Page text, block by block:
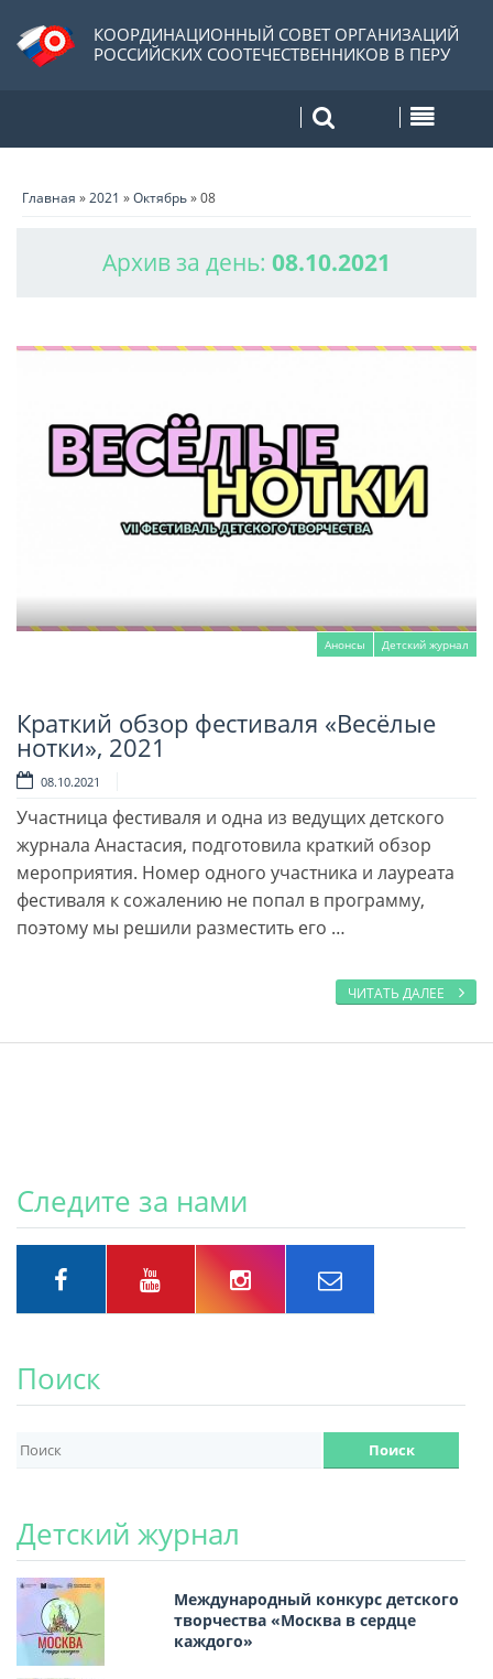
КООРДИНАЦИОННЫЙ СОВЕТ ОРГАНИЗАЦИЙ
РОССИЙСКИХ СООТЕЧЕСТВЕННИКОВ В ПЕРУ
Главная »2021 »Октябрь»08
Архив за день: 08.10.2021
Анонсы Детский журнал
Читать далее
Краткий обзор фестиваля «Весёлые
нотки», 2021
08.10.2021
Участница фестиваля и одна из ведущих детского
журнала Анастасия, подготовила краткий обзор
мероприятия. Номер одного участника и лауреата
фестиваля к сожалению не попал в программу,
поэтому мы решили разместить его …
ЧИТАТЬ ДАЛЕЕ
Следите за нами
Поиск
Детский журнал
Международный конкурс детского
творчества «Москва в сердце
каждого»